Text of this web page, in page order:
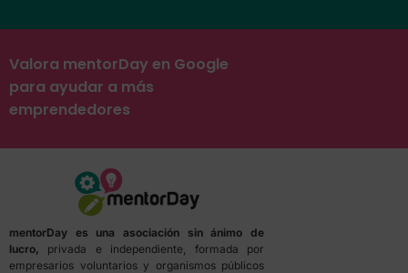
Valora mentorDay en Google
para ayudar a más
emprendedores
mentorDay es una asociación sin ánimo de
lucro, privada e independiente, formada por
empresarios voluntarios y organismos públicos